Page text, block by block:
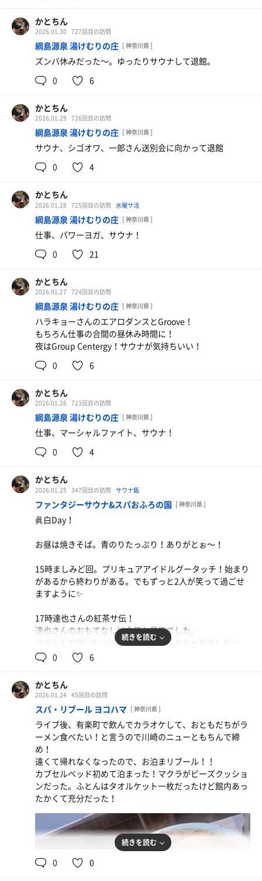
白身魚フライ、低温調理鶏レバー刺、温キャベライス
初メニュー2品！美味かった
かとちん
2026.01.30 727回目の訪問
綱島源泉 湯けむりの庄 [ 神奈川県 ]
ズンバ休みだった〜。ゆったりサウナして退館。
0
6
かとちん
2026.01.29 726回目の訪問
綱島源泉 湯けむりの庄 [ 神奈川県 ]
サウナ、シゴオワ、一郎さん送別会に向かって退館
0
4
かとちん
2026.01.28 725回目の訪問 水曜サ活
綱島源泉 湯けむりの庄 [ 神奈川県 ]
仕事、パワーヨガ、サウナ！
0
21
かとちん
2026.01.27 724回目の訪問
綱島源泉 湯けむりの庄 [ 神奈川県 ]
ハラキョーさんのエアロダンスとGroove！
もちろん仕事の合間の昼休み時間に！
夜はGroup Centergy！サウナが気持ちいい！
0
6
かとちん
2026.01.26 723回目の訪問
綱島源泉 湯けむりの庄 [ 神奈川県 ]
仕事、マーシャルファイト、サウナ！
0
4
かとちん
2026.01.25 347回目の訪問 サウナ飯
ファンタジーサウナ&スパおふろの国 [ 神奈川県 ]
眞白Day！
お昼は焼きそば。青のりたっぷり！ありがとぉ〜！
15時ましみど回。プリキュアアイドルグータッチ！始まり
があるから終わりがある。でもずっと2人が笑って過ごせ
ますように✨
17時達也さんの紅茶サ伝！
達也さんのおもてなしは今日も最高でした。
2ℓボトルで買いたいほどアイスティーめちゃ美味しかっ
た！！
19時は３人のコラボ熱波！
達也さんがチェコでゲットしたハーブファンを眞白さんが
チャレンジ！
今日もありがとうございました✨
続きを読む
0 6
かとちん
2026.01.24 45回目の訪問
スパ・リブール ヨコハマ [ 神奈川県 ]
ライブ後、有楽町で飲んでカラオケして、おともだちがラ
ーメン食べたい！と言うので川崎のニューともちんで締
め！
遠くて帰れなくなったので、お泊まリブール！！
カプセルベッド初めて泊まった！マクラがビーズクッショ
ンだった。ふとんはタオルケット一枚だったけど館内あっ
たかくて充分だった！
続きを読む
0 0